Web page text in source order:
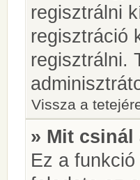
regisztrálni
regisztráció
regisztrálni.
Vissza a
» Mit csinál
Ez a